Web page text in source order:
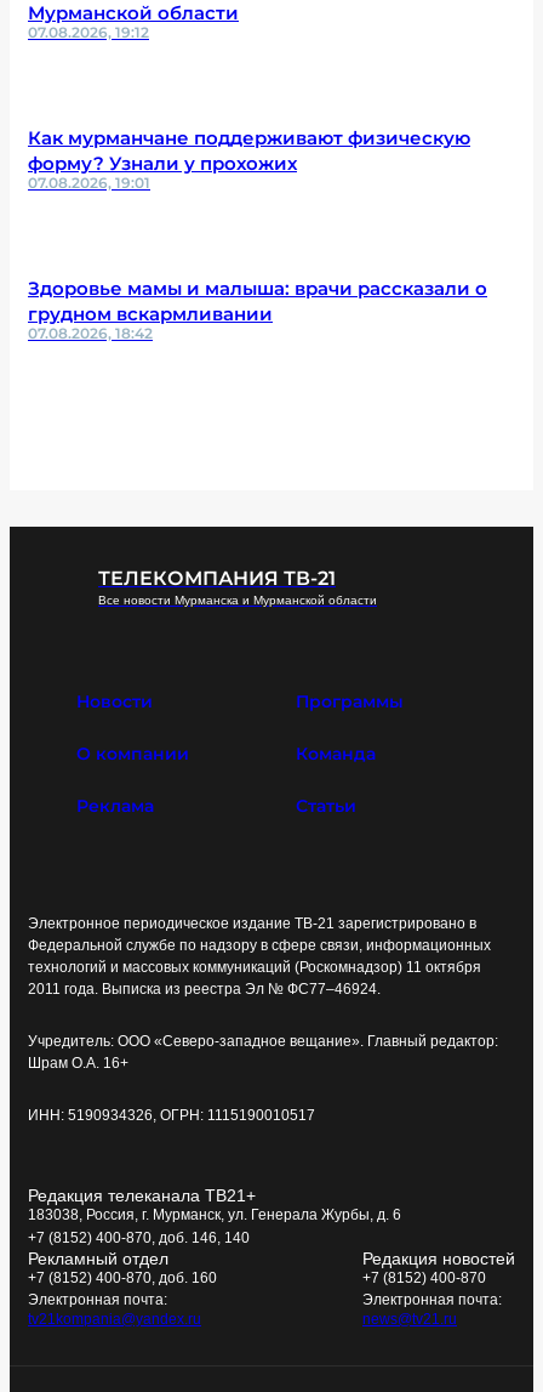
Мурманской области
07.08.2026, 19:12
Как мурманчане поддерживают физическую
форму? Узнали у прохожих
07.08.2026, 19:01
Здоровье мамы и малыша: врачи рассказали о
грудном вскармливании
07.08.2026, 18:42
ТЕЛЕКОМПАНИЯ ТВ-21
Все новости Мурманска и Мурманской области
Новости Программы
О компании Команда
Реклама Статьи
Электронное периодическое издание ТВ-21 зарегистрировано в
Федеральной службе по надзору в сфере связи, информационных
технологий и массовых коммуникаций (Роскомнадзор) 11 октября
2011 года. Выписка из реестра Эл № ФС77–46924.
Учредитель: ООО «Северо-западное вещание». Главный редактор:
Шрам О.А. 16+
ИНН: 5190934326, ОГРН: 1115190010517
Редакция телеканала ТВ21+
183038, Россия, г. Мурманск, ул. Генерала Журбы, д. 6
+7 (8152) 400-870, доб. 146, 140
Рекламный отдел
+7 (8152) 400-870, доб. 160
Электронная почта:
tv21kompania@yandex.ru
Редакция новостей
+7 (8152) 400-870
Электронная почта:
news@tv21.ru